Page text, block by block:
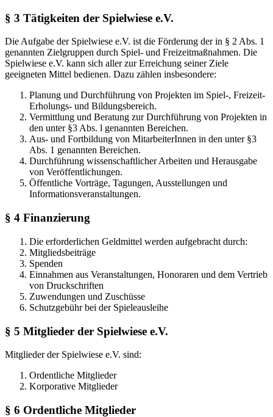
§ 3 Tätigkeiten der Spielwiese e.V.
Die Aufgabe der Spielwiese e.V. ist die Förderung der in § 2 Abs. 1
genannten Zielgruppen durch Spiel- und Freizeitmaßnahmen. Die
Spielwiese e.V. kann sich aller zur Erreichung seiner Ziele
geeigneten Mittel bedienen. Dazu zählen insbesondere:
Planung und Durchführung von Projekten im Spiel-, Freizeit-
Erholungs- und Bildungsbereich.
Vermittlung und Beratung zur Durchführung von Projekten in
den unter §3 Abs. l genannten Bereichen.
Aus- und Fortbildung von MitarbeiterInnen in den unter §3
Abs. 1 genannten Bereichen.
Durchführung wissenschaftlicher Arbeiten und Herausgabe
von Veröffentlichungen.
Öffentliche Vorträge, Tagungen, Ausstellungen und
Informationsveranstaltungen.
§ 4 Finanzierung
Die erforderlichen Geldmittel werden aufgebracht durch:
Mitgliedsbeiträge
Spenden
Einnahmen aus Veranstaltungen, Honoraren und dem Vertrieb
von Druckschriften
Zuwendungen und Zuschüsse
Schutzgebühr bei der Spieleausleihe
§ 5 Mitglieder der Spielwiese e.V.
Mitglieder der Spielwiese e.V. sind:
Ordentliche Mitglieder
Korporative Mitglieder
§ 6 Ordentliche Mitglieder